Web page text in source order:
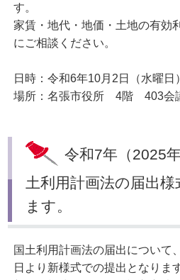
す。
家賃・地代・地価・土地の有効
にご相談ください。
日時：令和6年10月2日（水曜
場所：名張市役所 4階 403会
令和7年（2025
土利用計画法の届出
ます。
国土利用計画法の届出について
日より新様式での提出となりま